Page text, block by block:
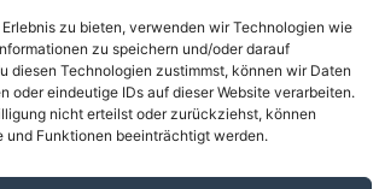
zu bieten, verwenden wir Technologien wie
zu speichern und/oder darauf
diesen Technologien zustimmst, können wir Daten
oder eindeutige IDs auf dieser Website verarbeiten.
nicht erteilst oder zurückziehst, können
und Funktionen beeinträchtigt werden.
Vorstandschaft
Anmeldung